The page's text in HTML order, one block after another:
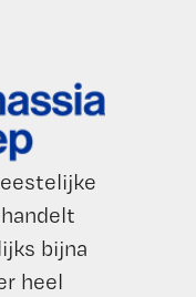
bijna
heel